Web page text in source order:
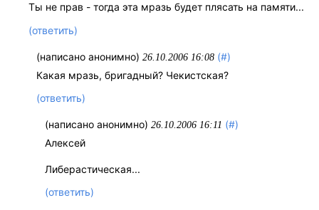
Ты не прав - тогда эта мразь будет плясать на памяти...
(ответить)
(написано анонимно)26.10.2006 16:08 (#)
Какая мразь, бригадный? Чекистская?
(ответить)
(написано анонимно) 26.10.2006 16:11 (#)
Алексей
Либерастическая...
(ответить)